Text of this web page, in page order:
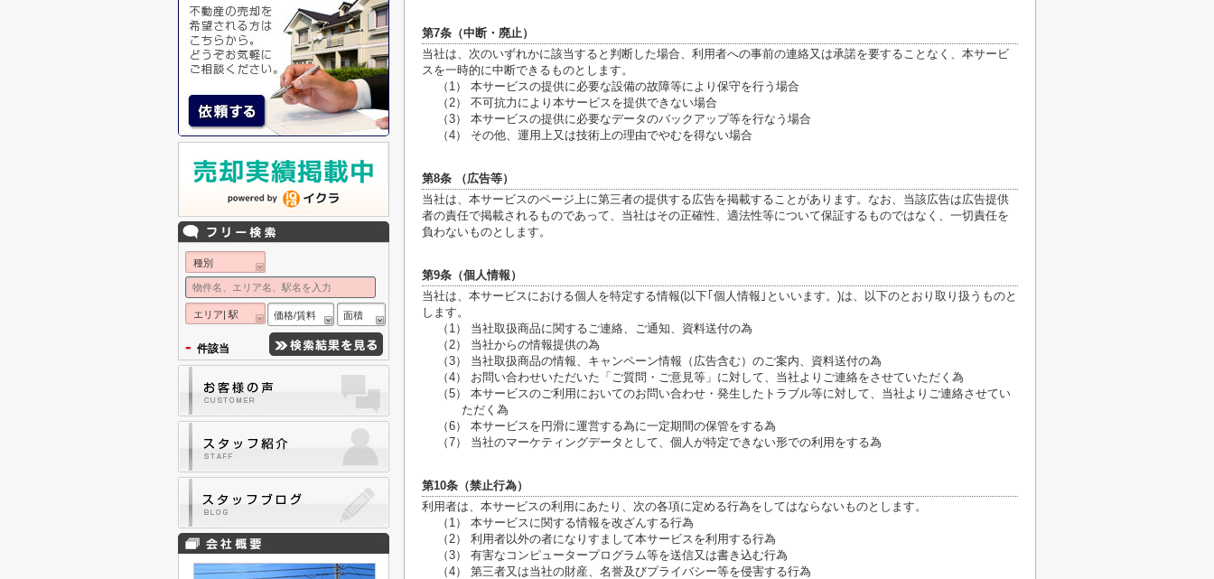
第7条（中断・廃止）
当社は、次のいずれかに該当すると判断した場合、利用者への事前の連絡又は承諾を要することなく、本サービ
スを一時的に中断できるものとします。
（1） 本サービスの提供に必要な設備の故障等により保守を行う場合
（2） 不可抗力により本サービスを提供できない場合
（3） 本サービスの提供に必要なデータのバックアップ等を行なう場合
（4） その他、運用上又は技術上の理由でやむを得ない場合
第8条 （広告等）
当社は、本サービスのページ上に第三者の提供する広告を掲載することがあります。なお、当該広告は広告提供
者の責任で掲載されるものであって、当社はその正確性、適法性等について保証するものではなく、一切責任を
負わないものとします。
第9条（個人情報）
当社は、本サービスにおける個人を特定する情報(以下｢個人情報｣といいます。)は、以下のとおり取り扱うものと
します。
（1） 当社取扱商品に関するご連絡、ご通知、資料送付の為
（2） 当社からの情報提供の為
（3） 当社取扱商品の情報、キャンペーン情報（広告含む）のご案内、資料送付の為
（4） お問い合わせいただいた「ご質問・ご意見等」に対して、当社よりご連絡をさせていただく為
（5） 本サービスのご利用においてのお問い合わせ・発生したトラブル等に対して、当社よりご連絡させてい
ただく為
（6） 本サービスを円滑に運営する為に一定期間の保管をする為
（7） 当社のマーケティングデータとして、個人が特定できない形での利用をする為
第10条（禁止行為）
利用者は、本サービスの利用にあたり、次の各項に定める行為をしてはならないものとします。
（1） 本サービスに関する情報を改ざんする行為
（2） 利用者以外の者になりすまして本サービスを利用する行為
（3） 有害なコンピュータープログラム等を送信又は書き込む行為
（4） 第三者又は当社の財産、名誉及びプライバシー等を侵害する行為
種別
エリア| 駅 価格/賃料 面積
- 件該当